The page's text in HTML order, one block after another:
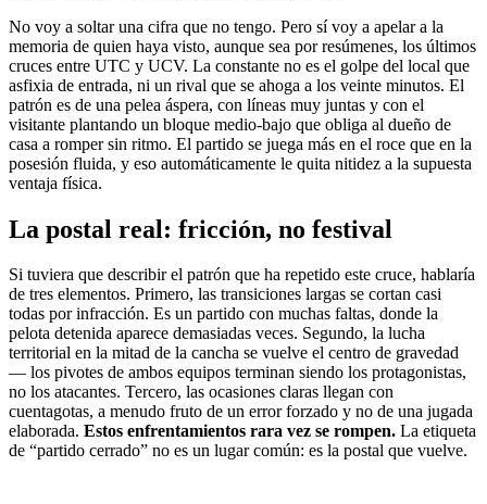
No voy a soltar una cifra que no tengo. Pero sí voy a apelar a la
memoria de quien haya visto, aunque sea por resúmenes, los últimos
cruces entre UTC y UCV. La constante no es el golpe del local que
asfixia de entrada, ni un rival que se ahoga a los veinte minutos. El
patrón es de una pelea áspera, con líneas muy juntas y con el
visitante plantando un bloque medio-bajo que obliga al dueño de
casa a romper sin ritmo. El partido se juega más en el roce que en la
posesión fluida, y eso automáticamente le quita nitidez a la supuesta
ventaja física.
La postal real: fricción, no festival
Si tuviera que describir el patrón que ha repetido este cruce, hablaría
de tres elementos. Primero, las transiciones largas se cortan casi
todas por infracción. Es un partido con muchas faltas, donde la
pelota detenida aparece demasiadas veces. Segundo, la lucha
territorial en la mitad de la cancha se vuelve el centro de gravedad
— los pivotes de ambos equipos terminan siendo los protagonistas,
no los atacantes. Tercero, las ocasiones claras llegan con
cuentagotas, a menudo fruto de un error forzado y no de una jugada
elaborada. Estos enfrentamientos rara vez se rompen. La etiqueta
de “partido cerrado” no es un lugar común: es la postal que vuelve.